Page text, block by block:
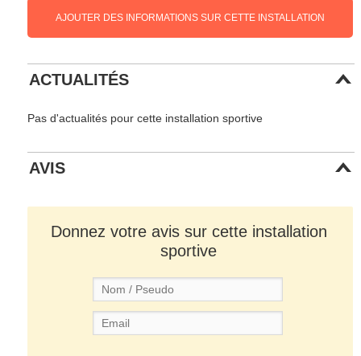
AJOUTER DES INFORMATIONS SUR CETTE INSTALLATION
ACTUALITÉS
Pas d'actualités pour cette installation sportive
AVIS
Donnez votre avis sur cette installation
sportive